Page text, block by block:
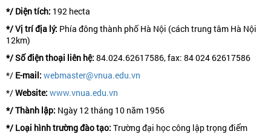
*/ Diện tích: 192 hecta
*/ Vị trí địa lý: Phía đông thành phố Hà Nội (cách trung tâm Hà Nội
12km)
*/ Số điện thoại liên hệ: 84.024.62617586, fax: 84 024 62617586
*/ E-mail: webmaster@vnua.edu.vn
*/Website: www.vnua.edu.vn
*/ Thành lập: Ngày 12 tháng 10 năm 1956
*/ Loại hình trường đào tạo: Trường đại học công lập trọng điểm